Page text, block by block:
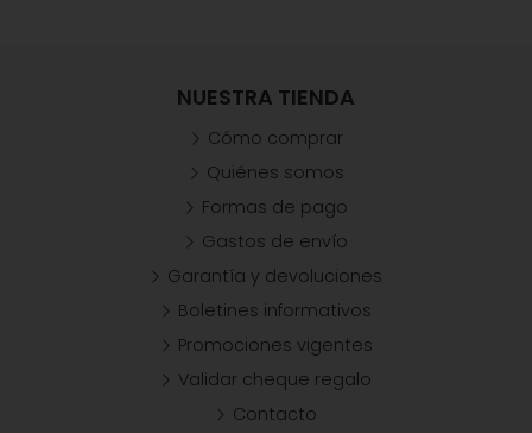
NUESTRA TIENDA
Cómo comprar
Quiénes somos
Formas de pago
Gastos de envío
Garantía y devoluciones
Boletines informativos
Promociones vigentes
Validar cheque regalo
Contacto